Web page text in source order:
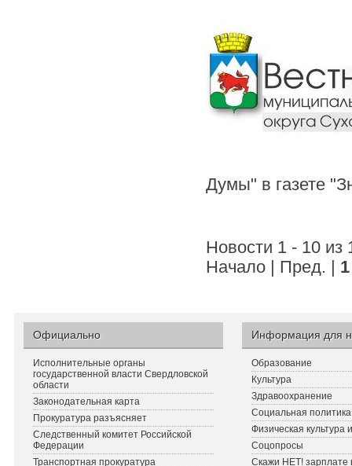
Думы" в газете
Новости 1 - 10 из
Начало | Пред. | 1
Официально
Исполнительные органы
государственной власти Свердловской
области
Законодательная карта
Прокуратура разъясняет
Следственный комитет Российской
Федерации
Транспортная прокуратура
Информация для
Образование
Культура
Здравоохранение
Социальная политика
Физическая культура
Соцопросы
Скажи НЕТ! зарплате